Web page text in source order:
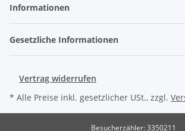
Informationen
Gesetzliche Informationen
Vertrag widerrufen
* Alle Preise inkl. gesetzlicher USt., zzgl.
Besucherzähler: 3350211